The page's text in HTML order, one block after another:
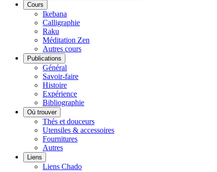
Cours
Ikebana
Calligraphie
Raku
Méditation Zen
Autres cours
Publications
Général
Savoir-faire
Histoire
Expérience
Bibliographie
Où trouver
Thés et douceurs
Utensiles & accessoires
Fournitures
Autres
Liens
Liens Chado